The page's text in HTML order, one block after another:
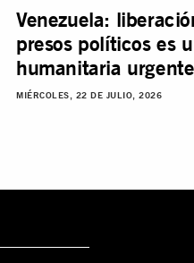
Venezuela:
presos políticos es
humanitaria urgente
MIÉRCOLES, 22 DE JULIO, 2026